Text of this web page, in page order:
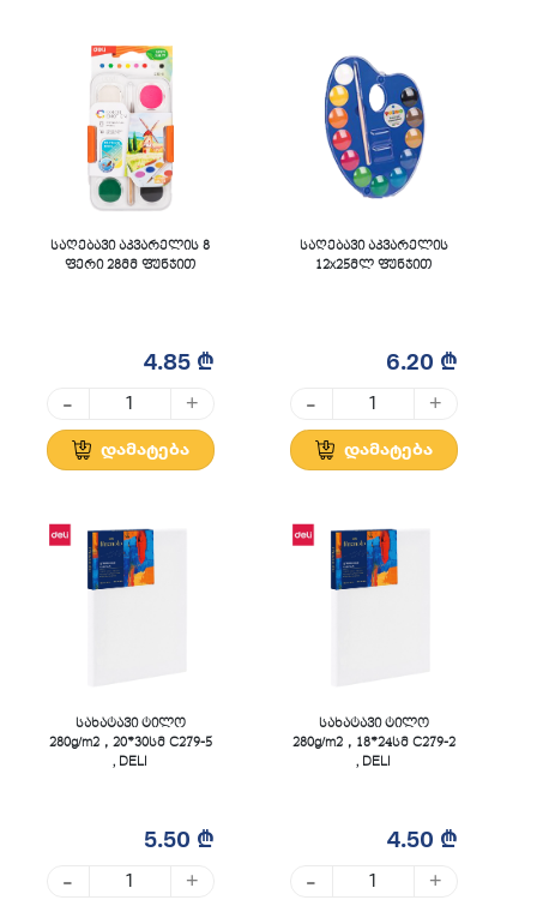
საღებავი აკვარელის 8
ფერი 28მმ ფუნჯით
4.85 ₾
- +
დამატება
საღებავი აკვარელის
12x25მლ ფუნჯით
6.20 ₾
- +
დამატება
სახატავი ტილო
280g/m2，20*30სმ C279-5
, DELI
5.50 ₾
- +
სახატავი ტილო
280g/m2，18*24სმ C279-2
, DELI
4.50 ₾
- +